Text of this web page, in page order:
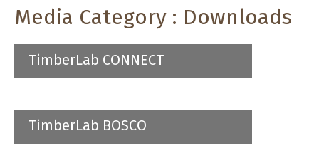
Media Category : Downloads
TimberLab CONNECT
TimberLab BOSCO